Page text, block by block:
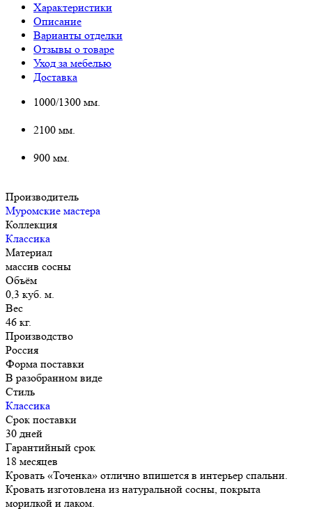
Характеристики
Описание
Варианты отделки
Отзывы о товаре
Уход за мебелью
Доставка
1000/1300 мм.
2100 мм.
900 мм.
Производитель
Муромские мастера
Коллекция
Классика
Материал
массив сосны
Объём
0,3 куб. м.
Вес
46 кг.
Производство
Россия
Форма поставки
В разобранном виде
Стиль
Классика
Срок поставки
30 дней
Гарантийный срок
18 месяцев
Кровать «Точенка» отлично впишется в интерьер спальни.
Кровать изготовлена из натуральной сосны, покрыта
морилкой и лаком.